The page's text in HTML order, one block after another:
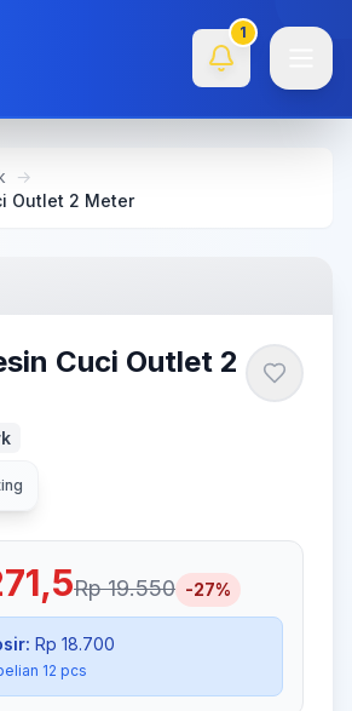
1
→
Outlet 2 Meter
Cuci Outlet 2
Rp 19.550 -27%
Rp 18.700
12 pcs